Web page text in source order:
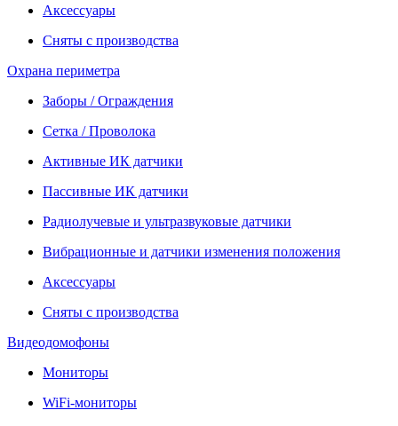
Аксессуары
Сняты с производства
Охрана периметра
Заборы / Ограждения
Сетка / Проволока
Активные ИК датчики
Пассивные ИК датчики
Радиолучевые и ультразвуковые датчики
Вибрационные и датчики изменения положения
Аксессуары
Сняты с производства
Видеодомофоны
Мониторы
WiFi-мониторы